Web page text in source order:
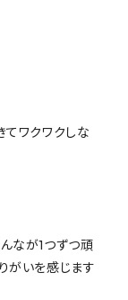
てワクワクしな
なが1つずつ頑
がいを感じます